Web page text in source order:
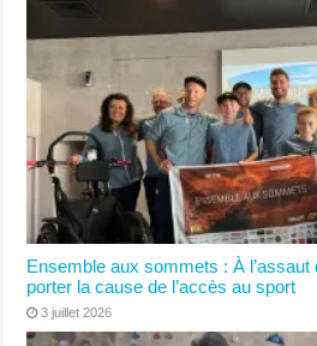
Ensemble aux sommets : À l’assaut
porter la cause de l’accès au sport
3 juillet 2026